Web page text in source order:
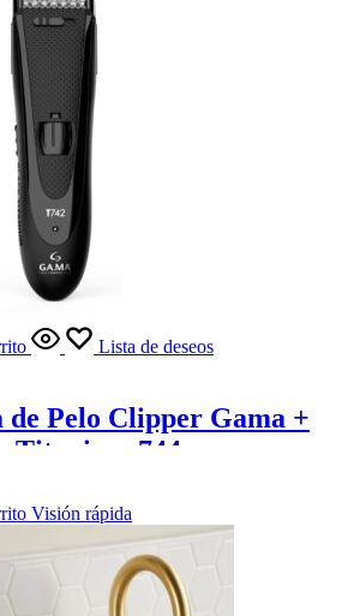
Lista de deseos
Pelo Clipper Gama +
Titanium 744
Visión rápida